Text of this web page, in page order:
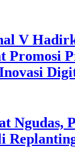
V
Promosi
Ngudas,